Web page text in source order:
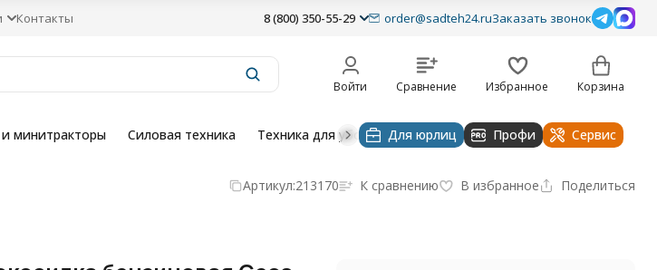
Контакты 8 (800) 350-55-29 order@sadteh24.ruЗаказать звонок
Войти Сравнение Избранное Корзина
минитракторы Силовая техника Техника для уборки Строительная техника
Для юрлиц Профи Сервис
Артикул:213170 К сравнению В избранное Поделиться